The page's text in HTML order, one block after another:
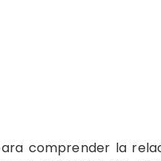
comprender la